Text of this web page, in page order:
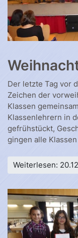
Der letzte Tag vor
Zeichen der
Klassen
Klassenlehrern in
gefrühstückt,
gingen alle
Weiterlesen: